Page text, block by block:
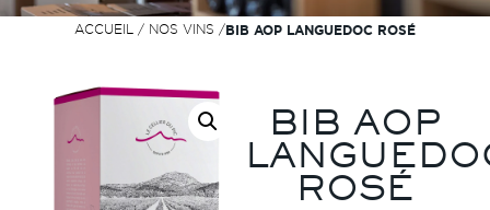
ACCUEIL / NOS VINS /BIB AOP LANGUEDOC ROSÉ
BIB AOP
ROSÉ